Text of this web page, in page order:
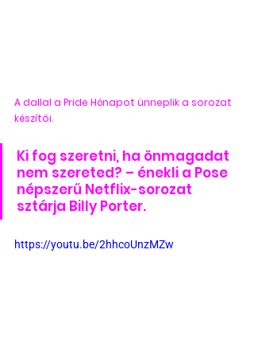
A dallal a Pride Hónapot ünneplik a sorozat
készítői.
Ki fog szeretni, ha önmagadat
nem szereted? – énekli a Pose
népszerű Netflix-sorozat
sztárja Billy Porter.
https://youtu.be/2hhcoUnzMZw